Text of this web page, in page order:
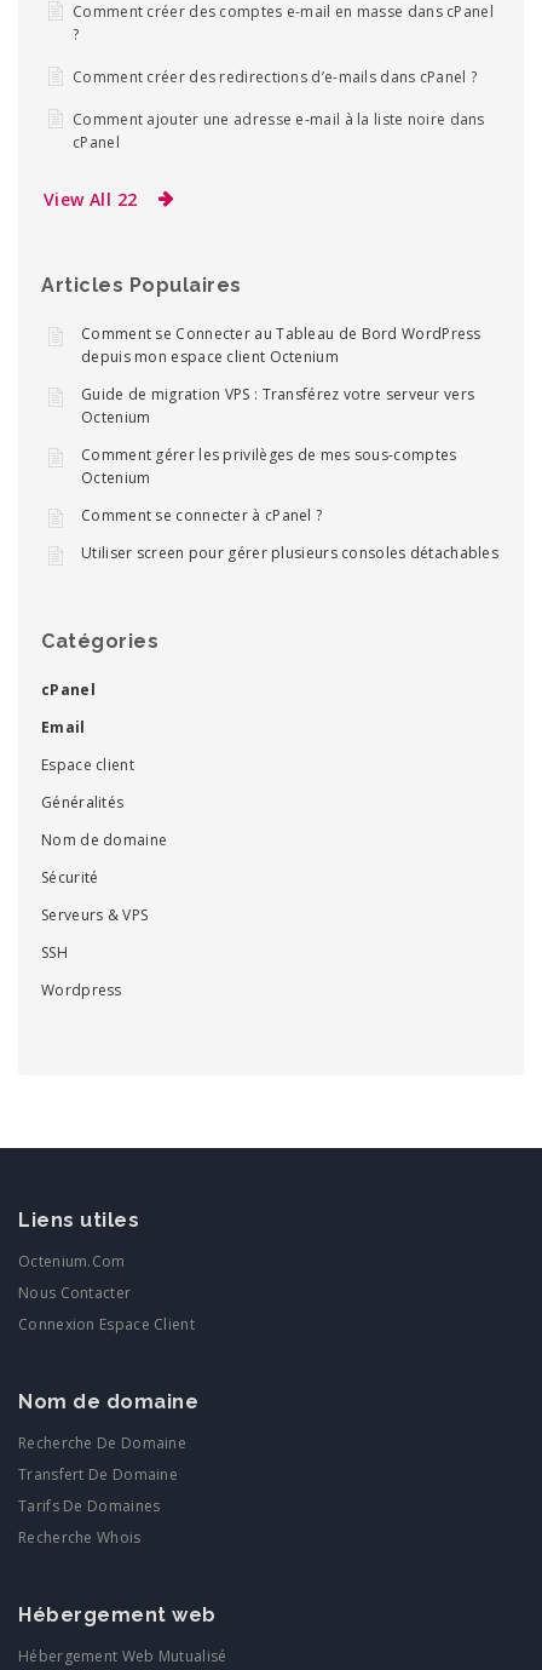
Comment créer des comptes e-mail en masse dans cPanel
?
Comment créer des redirections d’e-mails dans cPanel ?
Comment ajouter une adresse e-mail à la liste noire dans
cPanel
View All 22
Articles Populaires
Comment se Connecter au Tableau de Bord WordPress
depuis mon espace client Octenium
Guide de migration VPS : Transférez votre serveur vers
Octenium
Comment gérer les privilèges de mes sous-comptes
Octenium
Comment se connecter à cPanel ?
Utiliser screen pour gérer plusieurs consoles détachables
Catégories
cPanel
Email
Espace client
Généralités
Nom de domaine
Sécurité
Serveurs & VPS
SSH
Wordpress
Liens utiles
Octenium.com
Nous Contacter
Connexion Espace Client
Nom de domaine
Recherche De Domaine
Transfert De Domaine
Tarifs De Domaines
Recherche Whois
Hébergement web
Hébergement Web Mutualisé